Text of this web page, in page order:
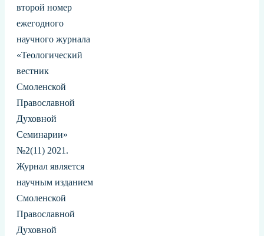
второй номер
ежегодного
научного журнала
«Теологический
вестник
Смоленской
Православной
Духовной
Семинарии»
№2(11) 2021.
Журнал является
научным изданием
Смоленской
Православной
Духовной